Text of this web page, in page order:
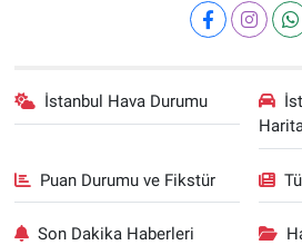
İstanbul Hava Durumu
Puan Durumu ve Fikstür
Son Dakika Haberleri